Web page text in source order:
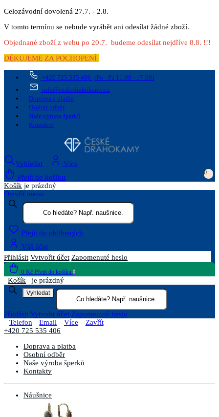
Celozávodní dovolená 27.7. - 2.8.
V tomto termínu se nebude vyrábět ani odesílat žádné zboží.
Objednané zboží z webu po 20.7. budeme odesílat nejdříve 8.8. !!!
DĚKUJEME ZA POCHOPENÍ
+420 725 535 406 (Po - Pá 11:00 - 17:00)
info@ceskedrahokamy.cz
Doprava a platba
Osobní odběr
Naše výroba šperků
Kontakty
Vyhledat
Více
Přejít do košíku
0
Košík je prázdný
Otevřít menu
Přejít do oblíbených
Váš účet
Přihlásit Vytvořit účet Zapomenuté heslo
0 Kč Přejít do košíku 0
Košík je prázdný
Vyhledat
Přihlásit Vytvořit účet Zapomenuté heslo
Telefon
Email Více
Zavřít
+420 725 535 406
Doprava a platba
Osobní odběr
Naše výroba šperků
Kontakty
Náušnice